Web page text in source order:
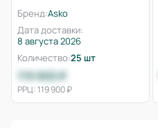
Бренд:Asko
Дата доставки:
8 августа 2026
Количество:25 шт
119 900 ₽
РРЦ: 119 900 ₽